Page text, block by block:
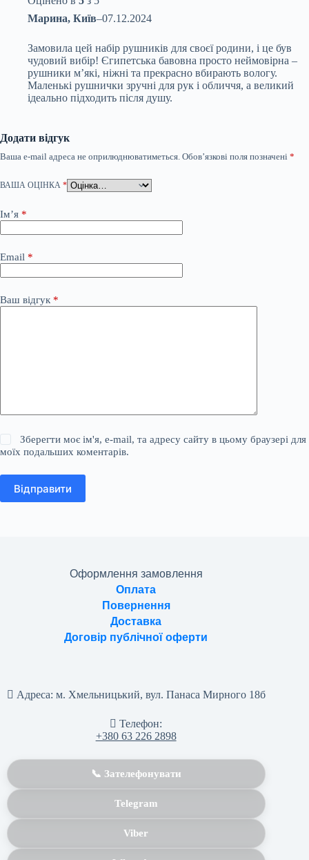
Марина, Київ–07.12.2024
Замовила цей набір рушників для своєї родини, і це був
чудовий вибір! Єгипетська бавовна просто неймовірна –
рушники м’які, ніжні та прекрасно вбирають вологу.
Маленькі рушнички зручні для рук і обличчя, а великий
ідеально підходить після душу.
Додати відгук
Ваша e-mail адреса не оприлюднюватиметься. Обов’язкові поля позначені *
ВАША ОЦІНКА *
Ім’я *
Email *
Ваш відгук *
Зберегти моє ім'я, e-mail, та адресу сайту в цьому браузері для
моїх подальших коментарів.
Відправити
Оформлення замовлення
Оплата
Повернення
Доставка
Договір публічної оферти
Адреса: м. Хмельницький, вул. Панаса Мирного 18б
Телефон:
+380 63 226 2898
📞 Зателефонувати
Telegram
Viber